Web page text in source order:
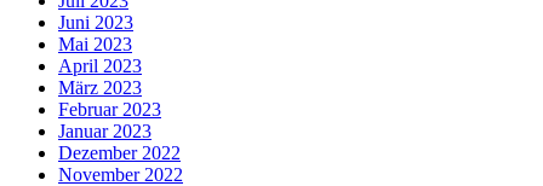
Juni 2023
Mai 2023
April 2023
März 2023
Februar 2023
Januar 2023
Dezember 2022
November 2022